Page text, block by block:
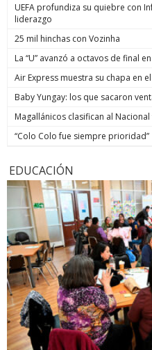
UEFA profundiza su quiebre con
liderazgo
25 mil hinchas con Vozinha
La “U” avanzó a octavos de final
Air Express muestra su chapa en
Baby Yungay: los que sacaron
Magallánicos clasifican al
“Colo Colo fue siempre prioridad”
EDUCACIÓN